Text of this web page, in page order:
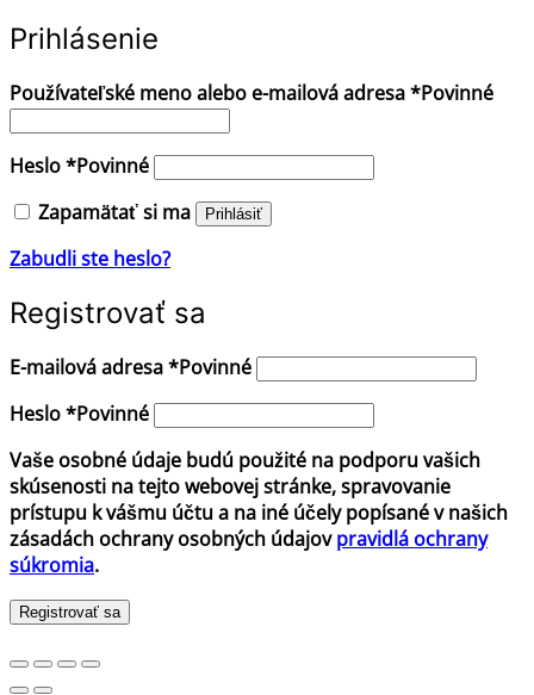
Prihlásenie
Používateľské meno alebo e-mailová adresa*Povinné
Heslo*Povinné
Zapamätať si ma
Prihlásiť
Zabudli ste heslo?
Registrovať sa
E-mailová adresa*Povinné
Heslo*Povinné
Vaše osobné údaje budú použité na podporu vašich
skúsenosti na tejto webovej stránke, spravovanie
prístupu k vášmu účtu a na iné účely popísané v našich
zásadách ochrany osobných údajovpravidlá ochrany
súkromia.
Registrovať sa